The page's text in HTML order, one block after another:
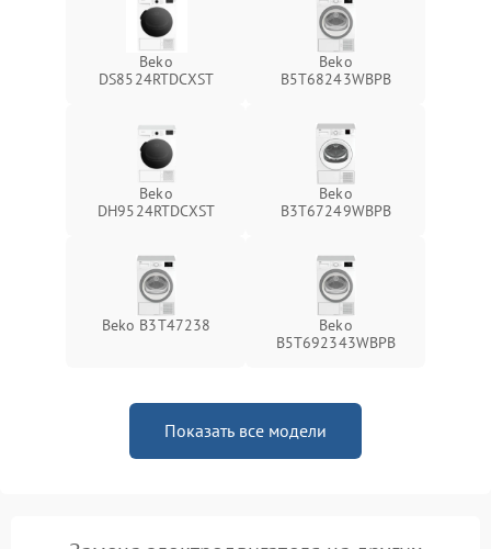
Beko
DS8524RTDCXST
Beko
B5T68243WBPB
Beko
DH9524RTDCXST
Beko
B3T67249WBPB
Beko B3T47238
Beko
B5T692343WBPB
Показать все модели